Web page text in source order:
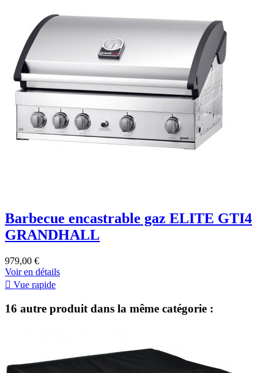
Barbecue encastrable gaz ELITE GTI4
GRANDHALL
979,00 €
Voir en détails
 Vue rapide
16 autre produit dans la même catégorie :